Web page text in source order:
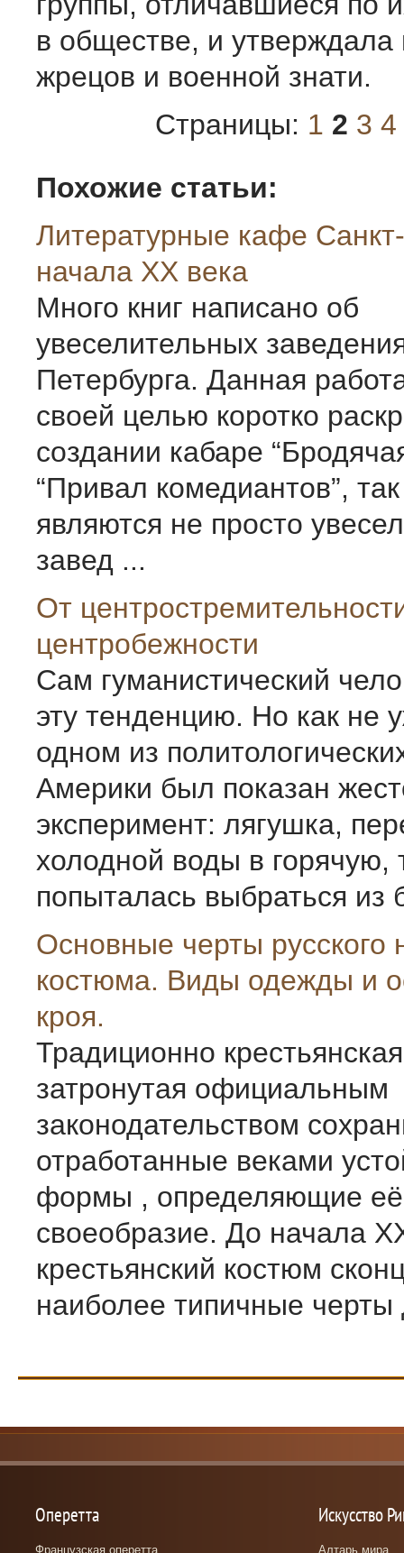
в обществе, и утверждала
жрецов и военной знати.
Страницы: 1 2 3 4
Похожие статьи:
Литературные кафе
начала XX века
Много книг написано об
увеселительных
Петербурга. Данная
своей целью коротко
создании кабаре
“Привал комедиантов”,
являются не просто
завед ...
От
центробежности
Сам гуманистический
эту тенденцию. Но как не
одном из
Америки был показан
эксперимент: лягушка,
холодной воды в горячую,
попыталась выбраться из
Основные черты русского
костюма. Виды одежды и
кроя.
Традиционно
затронутая официальным
законодательством
отработанные веками
формы , определяющие её
своеобразие. До начала
крестьянский костюм
наиболее типичные черты
Оперетта
Французская оперетта
Искусство
Алтарь мира